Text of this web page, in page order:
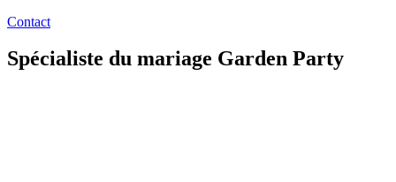
Contact
Spécialiste du mariage Garden Party